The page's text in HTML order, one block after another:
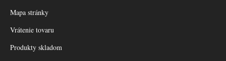
Mapa stránky
Vrátenie tovaru
Produkty skladom